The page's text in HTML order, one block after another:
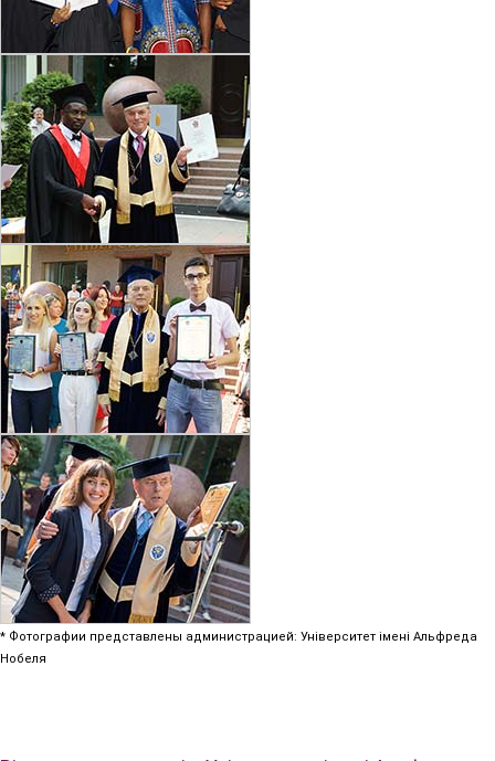
* Фотографии представлены администрацией: Університет імені Альфреда
Нобеля